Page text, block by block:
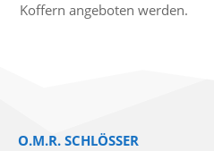
Koffern angeboten werden.
O.M.R. SCHLÖSSER